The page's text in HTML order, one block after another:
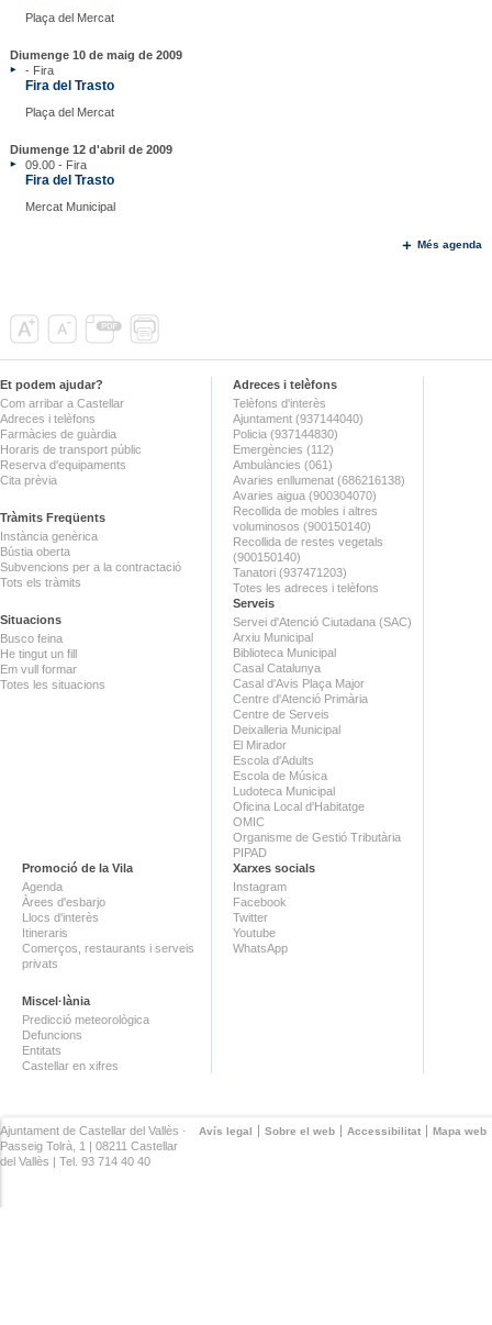
Plaça del Mercat
Diumenge 10 de maig de 2009
- Fira
Fira del Trasto
Plaça del Mercat
Diumenge 12 d'abril de 2009
09.00 - Fira
Fira del Trasto
Mercat Municipal
Més agenda
Et podem ajudar?
Com arribar a Castellar
Adreces i telèfons
Farmàcies de guàrdia
Horaris de transport públic
Reserva d'equipaments
Cita prèvia
Tràmits Freqüents
Instància genèrica
Bústia oberta
Subvencions per a la contractació
Tots els tràmits
Situacions
Busco feina
He tingut un fill
Em vull formar
Totes les situacions
Adreces i telèfons
Telèfons d'interès
Ajuntament (937144040)
Policia (937144830)
Emergències (112)
Ambulàncies (061)
Avaries enllumenat (686216138)
Avaries aigua (900304070)
Recollida de mobles i altres
voluminosos (900150140)
Recollida de restes vegetals
(900150140)
Tanatori (937471203)
Totes les adreces i telèfons
Serveis
Servei d'Atenció Ciutadana (SAC)
Arxiu Municipal
Biblioteca Municipal
Casal Catalunya
Casal d'Avis Plaça Major
Centre d'Atenció Primària
Centre de Serveis
Deixalleria Municipal
El Mirador
Escola d'Adults
Escola de Música
Ludoteca Municipal
Oficina Local d'Habitatge
OMIC
Organisme de Gestió Tributària
PIPAD
Promoció de la Vila
Agenda
Àrees d'esbarjo
Llocs d'interès
Itineraris
Comerços, restaurants i serveis
privats
Miscel·lània
Predicció meteorològica
Defuncions
Entitats
Castellar en xifres
Xarxes socials
Instagram
Facebook
Twitter
Youtube
WhatsApp
Avís legal Sobre el web Accessibilitat Mapa web
Ajuntament de Castellar del Vallès ·
Passeig Tolrà, 1 | 08211 Castellar
del Vallès | Tel. 93 714 40 40